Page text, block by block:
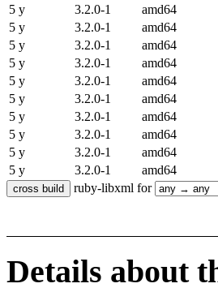
5 y
3.2.0-1 amd64
5 y
3.2.0-1 amd64
5 y
3.2.0-1 amd64
5 y
3.2.0-1 amd64
5 y
3.2.0-1 amd64
5 y
3.2.0-1 amd64
5 y
3.2.0-1 amd64
5 y
3.2.0-1 amd64
5 y
3.2.0-1 amd64
5 y
3.2.0-1 amd64
ruby-libxml for
Details about